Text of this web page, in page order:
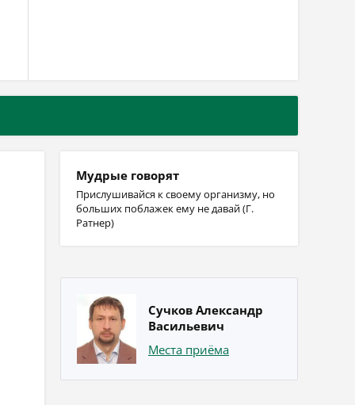
Мудрые говорят
Прислушивайся к своему организму, но
больших поблажек ему не давай (Г.
Ратнер)
Сучков Александр
Васильевич
Места приёма